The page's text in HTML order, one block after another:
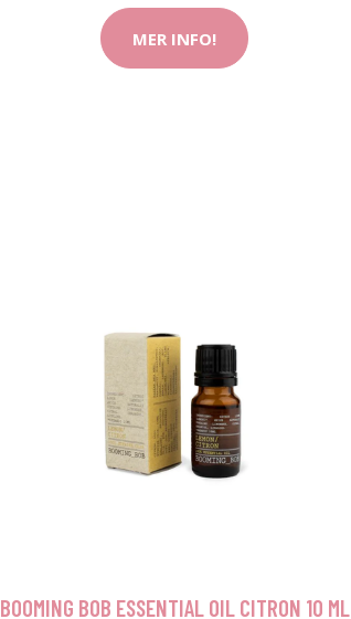
MER INFO!
BOOMING BOB ESSENTIAL OIL CITRON 10 ML